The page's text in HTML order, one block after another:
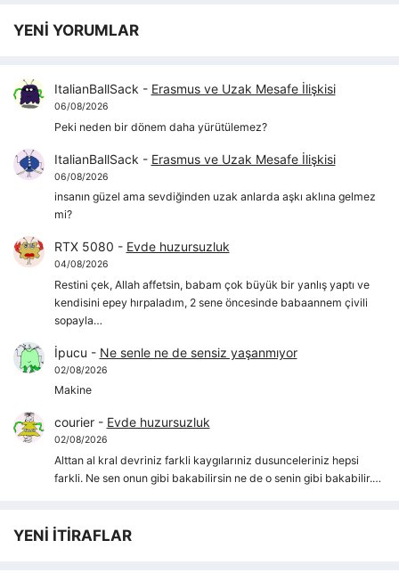
YENİ YORUMLAR
ItalianBallSack - Erasmus ve Uzak Mesafe İlişkisi
06/08/2026
Peki neden bir dönem daha yürütülemez?
ItalianBallSack - Erasmus ve Uzak Mesafe İlişkisi
06/08/2026
insanın güzel ama sevdiğinden uzak anlarda aşkı aklına gelmez
mi?
RTX 5080 - Evde huzursuzluk
04/08/2026
Restini çek, Allah affetsin, babam çok büyük bir yanlış yaptı ve
kendisini epey hırpaladım, 2 sene öncesinde babaannem çivili
sopayla…
İpucu - Ne senle ne de sensiz yaşanmıyor
02/08/2026
Makine
courier- Evde huzursuzluk
02/08/2026
Alttan al kral devriniz farkli kaygılarıniz dusunceleriniz hepsi
farkli. Ne sen onun gibi bakabilirsin ne de o senin gibi bakabilir.…
YENİ İTİRAFLAR